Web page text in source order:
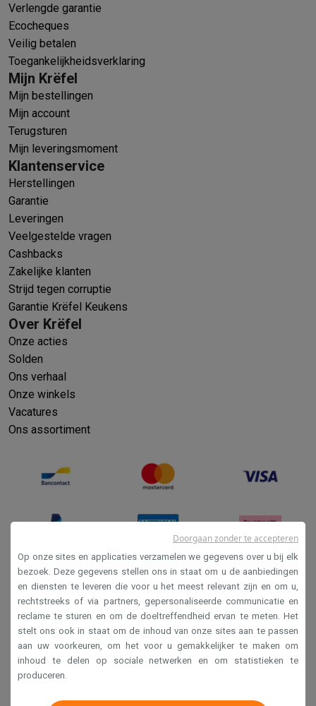
Verlengde garantie
Ecocheques
Veilig betalen
Toegankelijkheidsverklaring
Mijn Krëfel
Mijn bestellingen
Mijn account
Terugsturen
Mijn leveringsmoment
Klantenservice
Herstellingen
Garantie
Leveringen
Veelgestelde vragen
Cashbacks
Zakelijke klanten
Strijd tegen corruptie
Garantie Krëfel Keukens
Over Krëfel
Onze acties
Solden
Ons verhaal
Onze winkels
Vacatures
Ons assortiment
Verkoopsvoorwaarden
Privacy
Disclaimer
Cookies
Krëfel NV - Steenstraat 44 - Industriezone 4 "T Sas",
Op onze sites en applicaties verzamelen we gegevens over u bij elk
bezoek. Deze gegevens stellen ons in staat om u de aanbiedingen
en diensten te leveren die voor u het meest relevant zijn en om u,
rechtstreeks of via partners, gepersonaliseerde communicatie en
reclame te sturen en om de doeltreffendheid ervan te meten. Het
stelt ons ook in staat om de inhoud van onze sites aan te passen
aan uw voorkeuren, om het voor u gemakkelijker te maken om
inhoud te delen op sociale netwerken en om statistieken te
produceren.
Doorgaan zonder te accepteren